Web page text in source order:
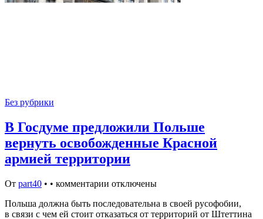
Без рубрики
В Госдуме предложили Польше
вернуть освобожденные Красной
армией территории
От part40 • • комментарии отключены
Польша должна быть последовательна в своей русофобии,
в связи с чем ей стоит отказаться от территорий от Штеттина